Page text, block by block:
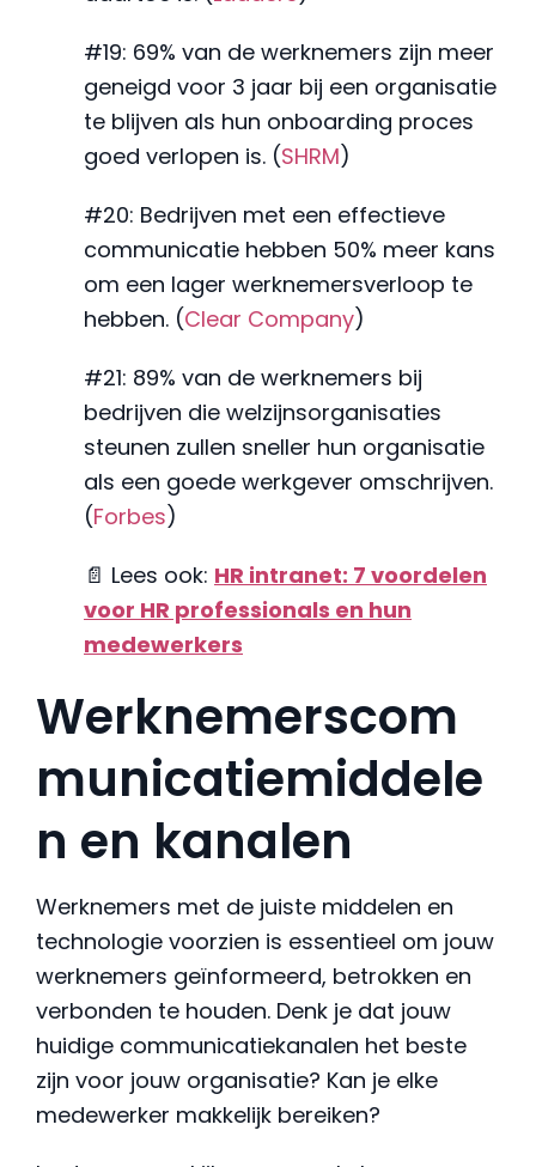
#19: 69% van de werknemers zijn meer
geneigd voor 3 jaar bij een organisatie
te blijven als hun onboarding proces
goed verlopen is. (SHRM)
#20: Bedrijven met een effectieve
communicatie hebben 50% meer kans
om een lager werknemersverloop te
hebben. (Clear Company)
#21: 89% van de werknemers bij
bedrijven die welzijnsorganisaties
steunen zullen sneller hun organisatie
als een goede werkgever omschrijven.
(Forbes)
📄 Lees ook: HR intranet: 7 voordelen
voor HR professionals en hun
medewerkers
Werknemerscom
municatiemiddele
n en kanalen
Werknemers met de juiste middelen en
technologie voorzien is essentieel om jouw
werknemers geïnformeerd, betrokken en
verbonden te houden. Denk je dat jouw
huidige communicatiekanalen het beste
zijn voor jouw organisatie? Kan je elke
medewerker makkelijk bereiken?